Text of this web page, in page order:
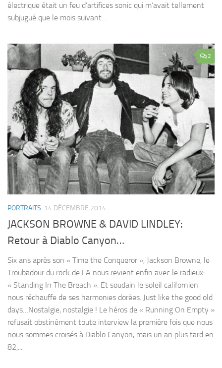
électrique était un feu d’artifices sonic qui m’avait tellement
subjugué que le mois suivant...
2
PORTRAITS 14 DÉCEMBRE 2014
JACKSON BROWNE & DAVID LINDLEY:
Retour à Diablo Canyon…
Six ans après son « Time the Conqueror », Jackson Browne, le
Troubadour du rock de LA nous revient enfin avec le radieux:
« Standing In The Breach ». Et soudain le soleil californien
nous réchauffe de ses harmonies dorées. Just like the good old
days…Nostalgie, nostalgie ! Le héros de « Running On Empty »
refusait obstinément toute interview la première fois que nous
nous sommes croisés à Diablo Canyon, mais un an plus tard en
82,...